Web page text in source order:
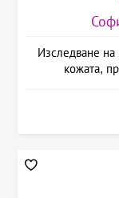
Изследване на
кожата,